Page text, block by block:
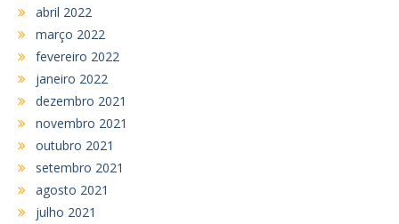
abril 2022
março 2022
fevereiro 2022
janeiro 2022
dezembro 2021
novembro 2021
outubro 2021
setembro 2021
agosto 2021
julho 2021